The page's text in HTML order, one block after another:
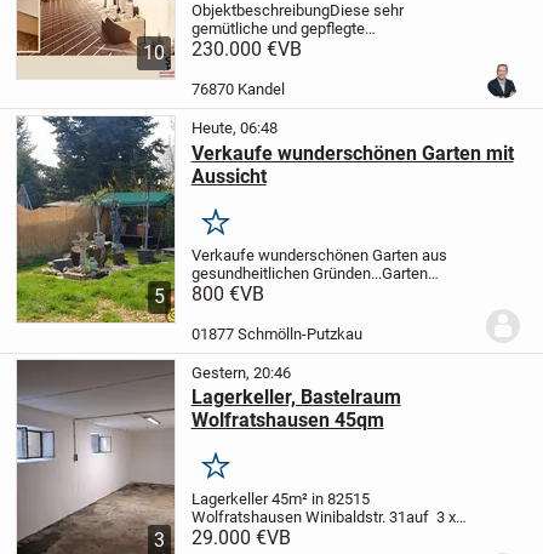
10
ObjektbeschreibungDiese sehr
gemütliche und gepflegte
Dachgeschosswohnung befindet sich in
1995 in ruhiger Wohnlage von
230.000 €VB
76870 Kandel
5
Heute, 06:48
Verkaufe wunderschönen Garten mit
Aussicht
Merken
Verkaufe wunderschönen Garten aus
gesundheitlichen Gründen...Garten
befindet sich unterhalb vom Steinbruch in
Anbaupflichten..!!..und man ist schnell im
Wald zum...
800 €VB
01877 Schmölln-Putzkau
3
Gestern, 20:46
Lagerkeller, Bastelraum
Wolfratshausen 45qm
Merken
Lagerkeller 45m² in 82515
Wolfratshausen Winibaldstr. 31auf 3 x
15m bietet sich viel Stellwand für
29.000 €VB